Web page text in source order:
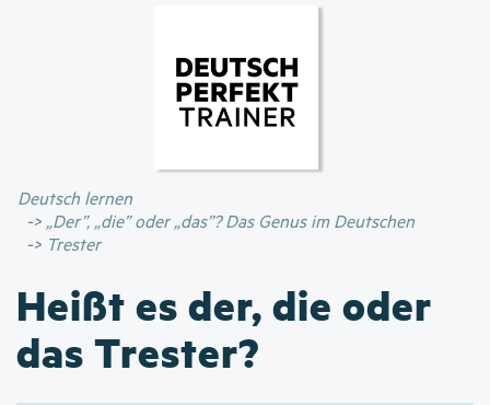
Inhalt
Deutsch lernen
„Der”, „die” oder „das”? Das Genus im Deutschen
Trester
Heißt es der, die oder
das Trester?